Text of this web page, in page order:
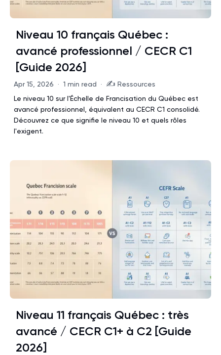
Niveau 10 français Québec :
avancé professionnel / CECR C1
[Guide 2026]
Apr 15, 2026 · 1 min read · ✍️ Ressources
Le niveau 10 sur l'Échelle de Francisation du Québec est
avancé professionnel, équivalent au CECR C1 consolidé.
Découvrez ce que signifie le niveau 10 et quels rôles
l'exigent.
Niveau 11 français Québec : très
avancé / CECR C1+ à C2 [Guide
2026]